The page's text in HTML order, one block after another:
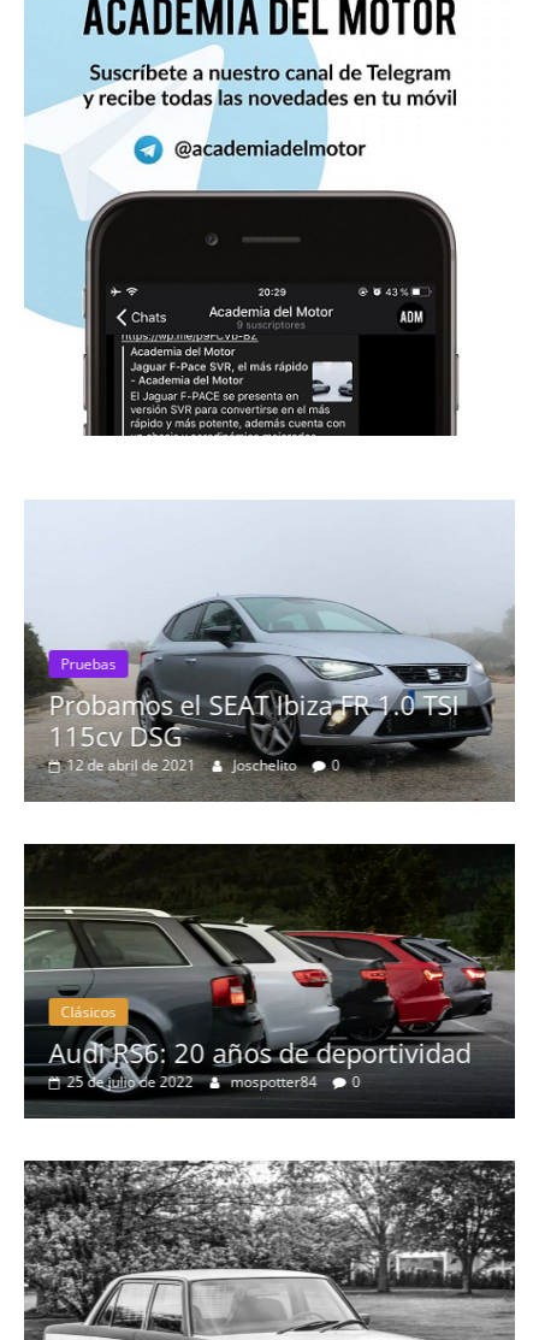
Pruebas
Probamos el SEAT Ibiza FR 1.0 TSI
115cv DSG
12 de abril de 2021 Joschelito 0
Clásicos
Audi RS6: 20 años de deportividad
25 de julio de 2022 mospotter84 0